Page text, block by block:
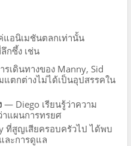
แอนิเมชันตลกเท่านั้น
กซึ้ง เช่น
เดินทางของ Manny, Sid
แตกต่างไม่ได้เป็นอุปสรรคใน
— Diego เรียนรู้ว่าความ
แผนการทรยศ
ที่สูญเสียครอบครัวไป ได้พบ
ละการดูแล